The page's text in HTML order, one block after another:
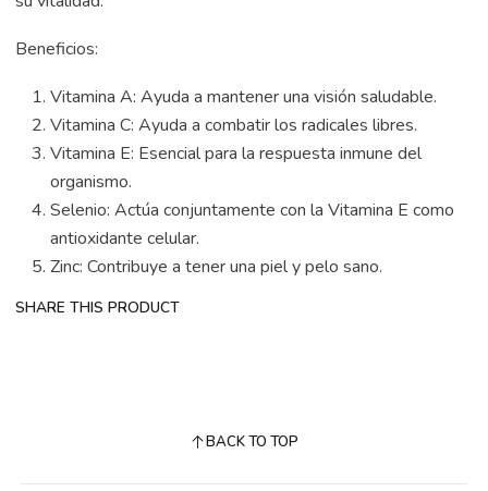
Beneficios:
Vitamina A: Ayuda a mantener una visión saludable.
Vitamina C: Ayuda a combatir los radicales libres.
Vitamina E: Esencial para la respuesta inmune del
organismo.
Selenio: Actúa conjuntamente con la Vitamina E como
antioxidante celular.
Zinc: Contribuye a tener una piel y pelo sano.
SHARE THIS PRODUCT
BACK TO TOP